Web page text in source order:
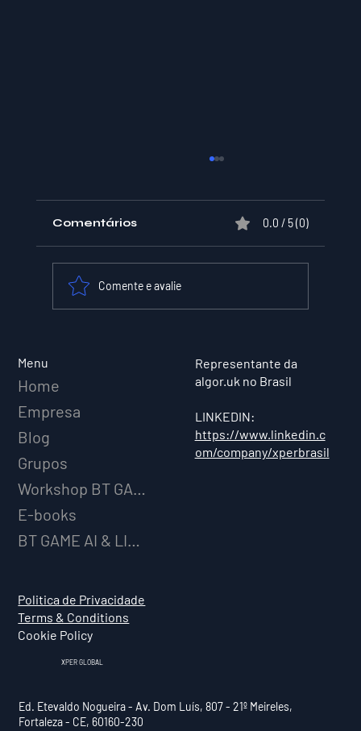
Comentários 0.0 / 5 (0)
Comente e avalie
Menu
Home
Empresa
Blog
Grupos
Workshop BT GAME AI
E-books
BT GAME AI & LICENCIAMENTO
Politica de Privacidade
Terms & Conditions
Cookie Policy
Representante da
algor.uk no Brasil
LINKEDIN:
https://www.linkedin.c
om/company/xperbrasil
XPER GLOBAL
Ed. Etevaldo Nogueira - Av. Dom Luís, 807 - 21º Meireles,
Fortaleza - CE, 60160-230